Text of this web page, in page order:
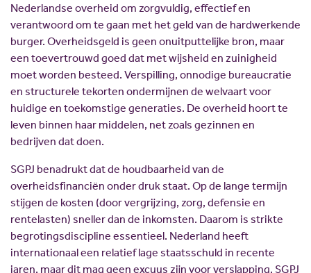
Scholing
Nieuw politiek talent
Gastlessen
Activiteitenkalender
Spreekbeurtpakket
JV Pakket
Commissies
Partners
ANBI
Nederlandse overheid om zorgvuldig, effectief en
verantwoord om te gaan met het geld van de hardwerkende
burger. Overheidsgeld is geen onuitputtelijke bron, maar
een toevertrouwd goed dat met wijsheid en zuinigheid
moet worden besteed. Verspilling, onnodige bureaucratie
en structurele tekorten ondermijnen de welvaart voor
huidige en toekomstige generaties. De overheid hoort te
leven binnen haar middelen, net zoals gezinnen en
bedrijven dat doen.
SGPJ benadrukt dat de houdbaarheid van de
overheidsfinanciën onder druk staat. Op de lange termijn
stijgen de kosten (door vergrijzing, zorg, defensie en
rentelasten) sneller dan de inkomsten. Daarom is strikte
begrotingsdiscipline essentieel. Nederland heeft
internationaal een relatief lage staatsschuld in recente
jaren, maar dit mag geen excuus zijn voor verslapping. SGPJ